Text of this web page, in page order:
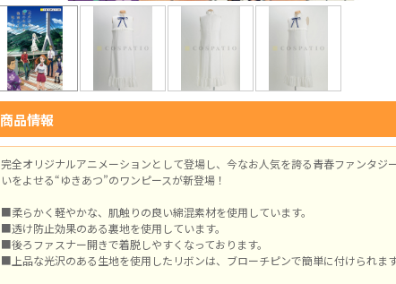
商品情報
完全オリジナルアニメーションとして登場し、今なお人気を誇る青春ファンタ
いをよせる“ゆきあつ”のワンピースが新登場！
■柔らかく軽やかな、肌触りの良い綿混素材を使用しています。
■透け防止効果のある裏地を使用しています。
■後ろファスナー開きで着脱しやすくなっております。
■上品な光沢のある生地を使用したリボンは、ブローチピンで簡単に付けられます